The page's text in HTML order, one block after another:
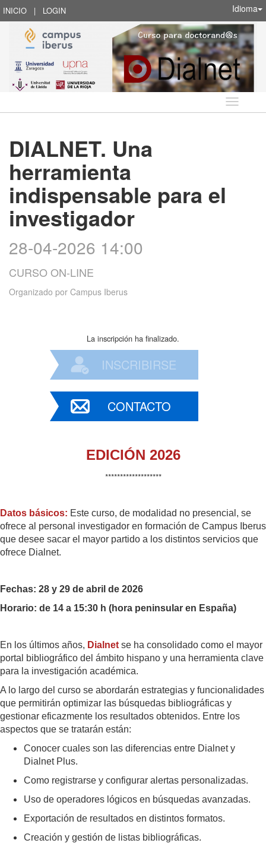
INICIO | LOGIN Idioma
Idioma
DIALNET. Una
herramienta
indispensable para el
investigador
28-04-2026 14:00
CURSO ON-LINE
Organizado por Campus Iberus
La inscripción ha finalizado.
INSCRIBIRSE
CONTACTO
EDICIÓN 2026
*******************
Datos básicos: Este curso, de modalidad no presencial, se
ofrece al personal investigador en formación de Campus Iberus
que desee sacar el mayor partido a los distintos servicios que
ofrece Dialnet.
Fechas: 28 y 29 de abril de 2026
Horario: de 14 a 15:30 h (hora peninsular en España)
En los últimos años, Dialnet se ha consolidado como el mayor
portal bibliográfico del ámbito hispano y una herramienta clave
para la investigación académica.
A lo largo del curso se abordarán estrategias y funcionalidades
que permitirán optimizar las búsquedas bibliográficas y
gestionar eficazmente los resultados obtenidos. Entre los
aspectos que se tratarán están:
Conocer cuales son las diferencias entre Dialnet y
Dialnet Plus.
Como registrarse y configurar alertas personalizadas.
Uso de operadores lógicos en búsquedas avanzadas.
Exportación de resultados en distintos formatos.
Creación y gestión de listas bibliográficas.